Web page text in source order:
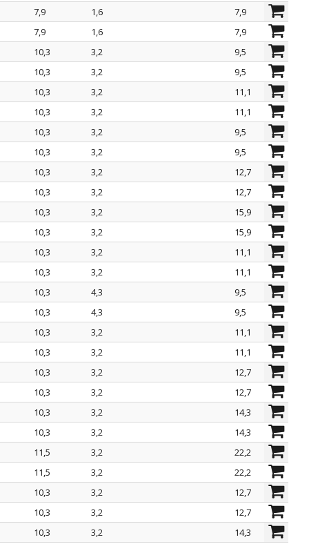
7,9 1,6
7,9
7,9 1,6
7,9
10,3 3,2
9,5
10,3 3,2
9,5
10,3 3,2
11,1
10,3 3,2
11,1
10,3 3,2
9,5
10,3 3,2
9,5
10,3 3,2
12,7
10,3 3,2
12,7
10,3 3,2
15,9
10,3 3,2
15,9
10,3 3,2
11,1
10,3 3,2
11,1
10,3 4,3
9,5
10,3 4,3
9,5
10,3 3,2
11,1
10,3 3,2
11,1
10,3 3,2
12,7
10,3 3,2
12,7
10,3 3,2
14,3
10,3 3,2
14,3
11,5 3,2
22,2
11,5 3,2
22,2
10,3 3,2
12,7
10,3 3,2
12,7
10,3 3,2
14,3